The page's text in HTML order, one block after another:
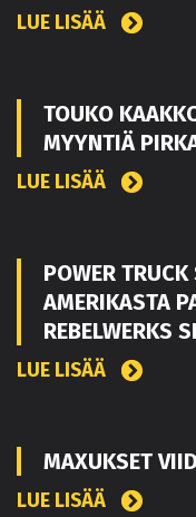
LUE LISÄÄ
TOUKO
MYYNTIÄ
LUE LISÄÄ
POWER
AMERIKASTA
REBELWERKS
LUE LISÄÄ
MAXUKSET
LUE LISÄÄ